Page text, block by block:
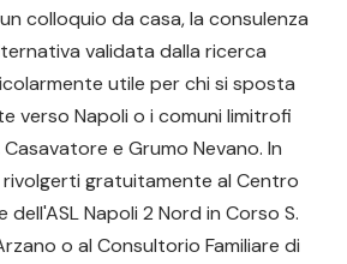
colloquio da casa, la consulenza
validata dalla ricerca
utile per chi si sposta
verso Napoli o i comuni limitrofi
e Grumo Nevano. In
gratuitamente al Centro
dell'ASL Napoli 2 Nord in Corso S.
o al Consultorio Familiare di